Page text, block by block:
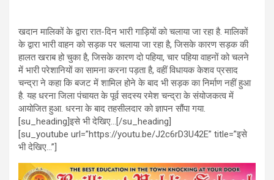
खदान मालिकों के द्वारा रात-दिन भारी गाड़ियों को चलाया जा रहा है. मालिकों
के द्वारा भारी वाहन को सड़क पर चलाया जा रहा है, जिसके कारण सड़क की
हालत खराब हो चुका है, जिसके कारण दो पहिया, चार पहिया वाहनों को चलने
में भारी परेशानियों का सामना करना पड़ता है, वहीं विधायक केशव प्रसाद
चन्द्रा ने कहा कि बजट में शामिल होने के बाद भी सड़क का निर्माण नहीं हुआ
है. यह धरना जिला पंचायत के पूर्व सदस्य रमेश चन्द्रा के संयोजकत्व में
आयोजित हुआ. धरना के बाद तहसीलदार को ज्ञापन सौंपा गया.
[su_heading]इसे भी देखिए…[/su_heading]
[su_youtube url=”https://youtu.be/J2c6rD3U42E” title=”इसे
भी देखिए…”]